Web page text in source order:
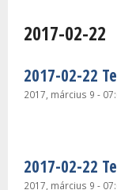
2017-02-22
2017-02-22
2017, március 9 -
2017-02-22
2017, március 9 -